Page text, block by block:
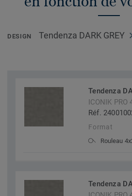
DESIGN Tendenza DARK GREY
Tendenza
ICONIK PRO
Réf.
Format
Rouleau
Tendenza